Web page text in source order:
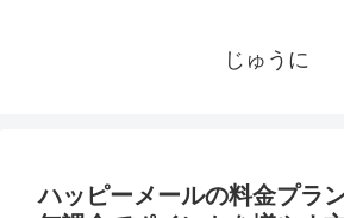
じゅうに
ハッピーメールの料金プラ